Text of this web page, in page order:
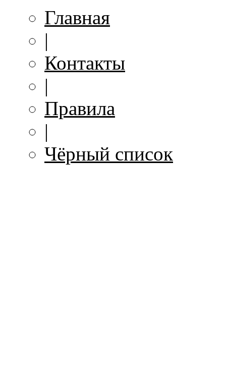
Главная
|
Контакты
|
Правила
|
Чёрный список